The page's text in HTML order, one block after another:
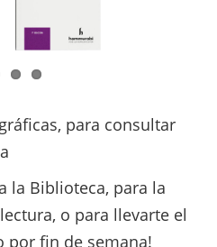
para consultar
la Biblioteca, para la
o para llevarte el
por fin de semana!